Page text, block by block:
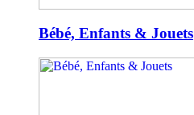
Bébé, Enfants & Jouets